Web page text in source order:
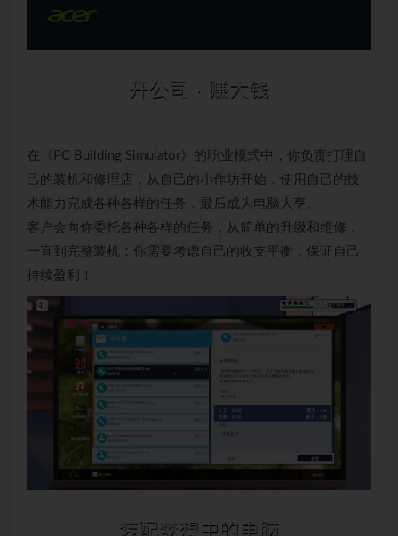
在《PC Building Simulator》的职业模式中，你负责打理自
己的装机和修理店，从自己的小作坊开始，使用自己的技
术能力完成各种各样的任务，最后成为电脑大亨。
客户会向你委托各种各样的任务，从简单的升级和维修，
一直到完整装机；你需要考虑自己的收支平衡，保证自己
持续盈利！